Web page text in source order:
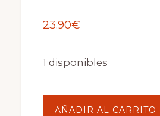
23.90€
1 disponibles
AÑADIR AL CARRITO